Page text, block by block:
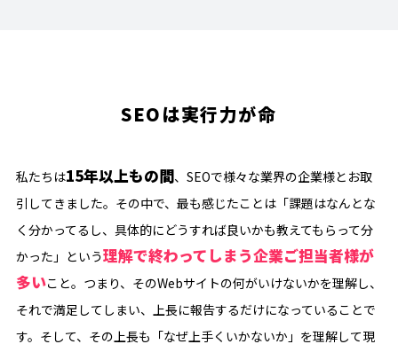
SEOは実行力が命
私たちは15年以上もの間、SEOで様々な業界の企業様とお取
引してきました。その中で、最も感じたことは「課題はなんとな
く分かってるし、具体的にどうすれば良いかも教えてもらって分
かった」という理解で終わってしまう企業ご担当者様が
多いこと。つまり、そのWebサイトの何がいけないかを理解し、
それで満足してしまい、上長に報告するだけになっていることで
す。そして、その上長も「なぜ上手くいかないか」を理解して現